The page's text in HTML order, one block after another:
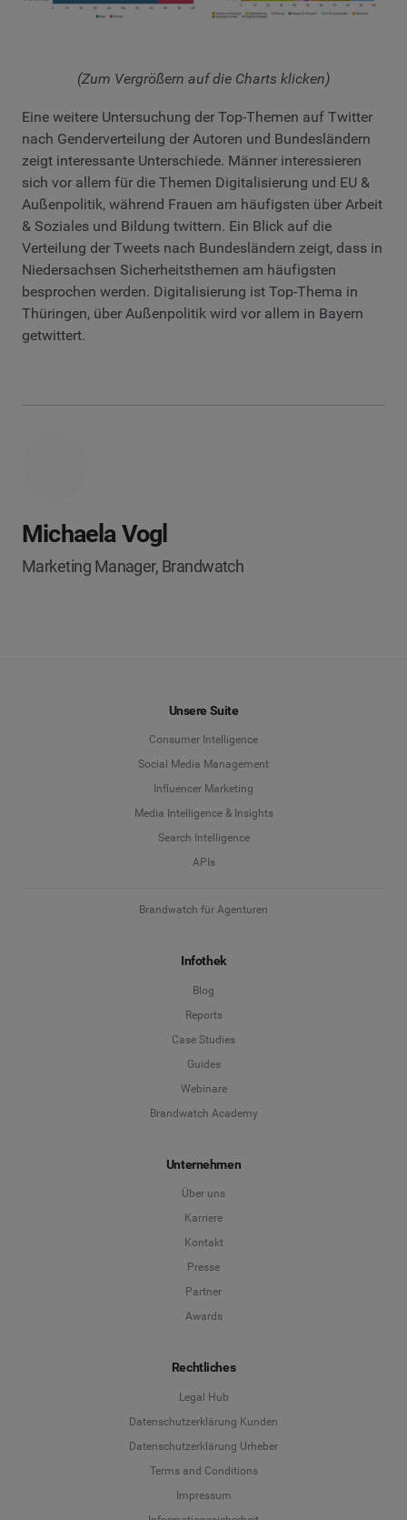
(Zum Vergrößern auf die Charts klicken)
Eine weitere Untersuchung der Top-Themen auf Twitter
nach Genderverteilung der Autoren und Bundesländern
zeigt interessante Unterschiede. Männer interessieren
sich vor allem für die Themen Digitalisierung und EU &
Außenpolitik, während Frauen am häufigsten über Arbeit
& Soziales und Bildung twittern. Ein Blick auf die
Verteilung der Tweets nach Bundesländern zeigt, dass in
Niedersachsen Sicherheitsthemen am häufigsten
besprochen werden. Digitalisierung ist Top-Thema in
Thüringen, über Außenpolitik wird vor allem in Bayern
getwittert.
Michaela Vogl
Marketing Manager, Brandwatch
Unsere Suite
Consumer Intelligence
Social Media Management
Influencer Marketing
Media Intelligence & Insights
Search Intelligence
APIs
Brandwatch für Agenturen
Infothek
Blog
Reports
Case Studies
Guides
Webinare
Brandwatch Academy
Unternehmen
Über uns
Karriere
Kontakt
Presse
Partner
Awards
Rechtliches
Legal Hub
Datenschutzerklärung Kunden
Datenschutzerklärung Urheber
Terms and Conditions
Impressum